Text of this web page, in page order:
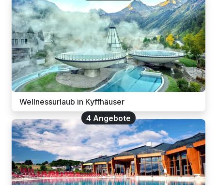
Wellnessurlaub in Kyffhäuser
4 Angebote